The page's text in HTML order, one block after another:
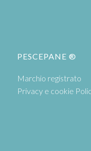
PESCEPANE ®
Marchio registrato
Privacy e cookie